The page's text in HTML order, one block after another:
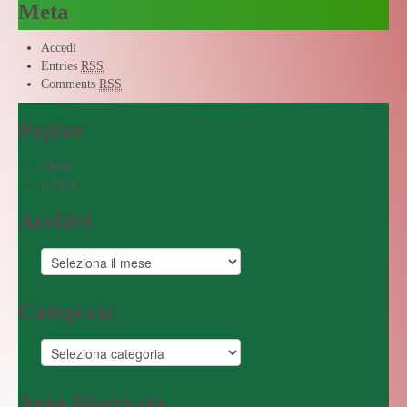
Meta
Accedi
Entries RSS
Comments RSS
Pagine
About
Il Blog
Archivi
Categorie
Area Riservata